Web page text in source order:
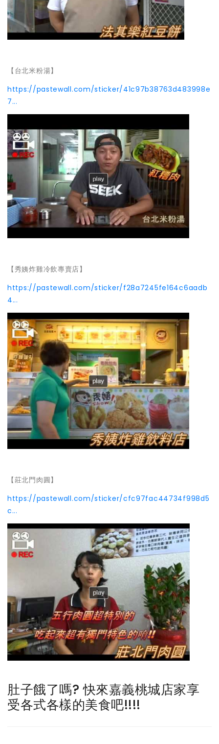
【台北米粉湯】
https://pastewall.com/sticker/41c97b38763d483998e
7...
【秀姨炸雞冷飲專賣店】
https://pastewall.com/sticker/f28a7245fe164c6aadb
4...
【莊北門肉圓】
https://pastewall.com/sticker/cfc97fac44734f998d5
c...
肚子餓了嗎? 快來嘉義桃城店家享
受各式各樣的美食吧!!!!